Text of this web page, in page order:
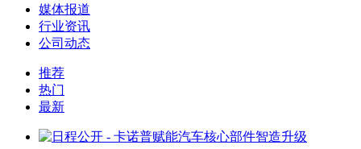
媒体报道
行业资讯
公司动态
推荐
热门
最新